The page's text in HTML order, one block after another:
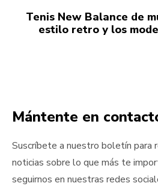
Tenis New Balance de
estilo retro y los
Mántente en
Suscríbete a nuestro boletín para
noticias sobre lo que más te
seguirnos en nuestras redes